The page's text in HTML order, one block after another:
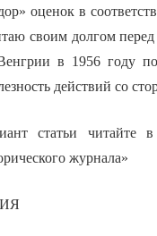
оценок в
своим долгом
в 1956 году
действий со
статьи читайте
журнала»